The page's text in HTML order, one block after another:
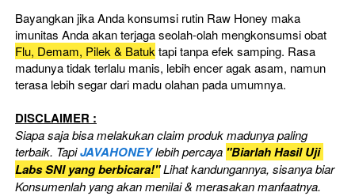
Bayangkan jika Anda konsumsi rutin Raw Honey maka
Flu, Demam, Pilek & Batuk tapi tanpa efek samping. Rasa
madunya tidak terlalu manis, lebih encer agak asam, namun
terasa lebih segar dari madu olahan pada umumnya.
DISCLAIMER :
Siapa saja bisa melakukan claim produk madunya paling
terbaik. Tapi JAVAHONEY lebih percaya "Biarlah Hasil Uji
Labs SNI yang berbicara!"Lihat kandungannya, sisanya biar
Konsumenlah yang akan menilai & merasakan manfaatnya.